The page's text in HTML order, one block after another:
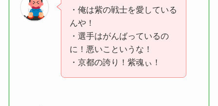
・俺は紫の戦士を愛している
んや！
・選手はがんばっているの
に！悪いこというな！
・京都の誇り！紫魂ぃ！